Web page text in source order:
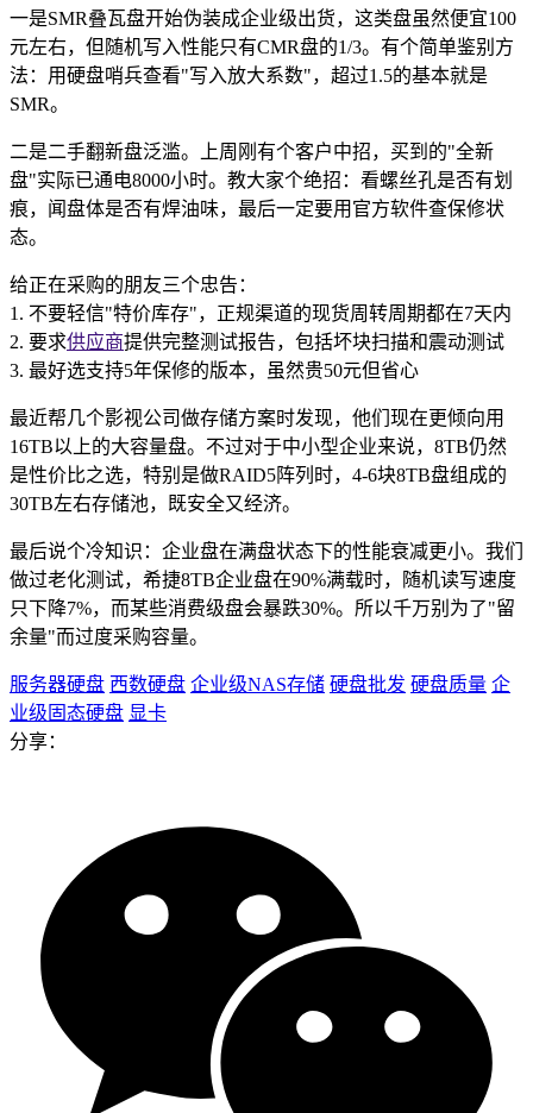
一是SMR叠瓦盘开始伪装成企业级出货，这类盘虽然便宜100
元左右，但随机写入性能只有CMR盘的1/3。有个简单鉴别方
法：用硬盘哨兵查看"写入放大系数"，超过1.5的基本就是
SMR。
二是二手翻新盘泛滥。上周刚有个客户中招，买到的"全新
盘"实际已通电8000小时。教大家个绝招：看螺丝孔是否有划
痕，闻盘体是否有焊油味，最后一定要用官方软件查保修状
态。
给正在采购的朋友三个忠告：
1. 不要轻信"特价库存"，正规渠道的现货周转周期都在7天内
2. 要求供应商提供完整测试报告，包括坏块扫描和震动测试
3. 最好选支持5年保修的版本，虽然贵50元但省心
最近帮几个影视公司做存储方案时发现，他们现在更倾向用
16TB以上的大容量盘。不过对于中小型企业来说，8TB仍然
是性价比之选，特别是做RAID5阵列时，4-6块8TB盘组成的
30TB左右存储池，既安全又经济。
最后说个冷知识：企业盘在满盘状态下的性能衰减更小。我们
做过老化测试，希捷8TB企业盘在90%满载时，随机读写速度
只下降7%，而某些消费级盘会暴跌30%。所以千万别为了"留
余量"而过度采购容量。
服务器硬盘 西数硬盘 企业级NAS存储 硬盘批发 硬盘质量 企
业级固态硬盘 显卡
分享：